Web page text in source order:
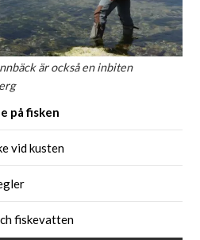
är också en inbiten
på fisken
vid kusten
fiskevatten